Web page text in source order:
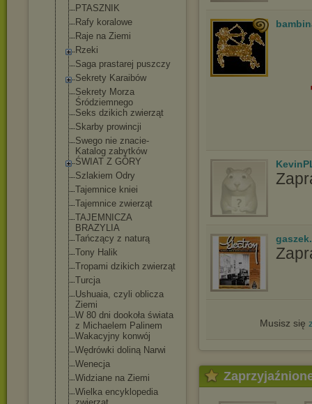
PTASZNIK
Rafy koralowe
Raje na Ziemi
Rzeki
Saga prastarej puszczy
Sekrety Karaibów
Sekrety Morza
Śródziemnego
Seks dzikich zwierząt
Skarby prowincji
Swego nie znacie-
Katalog zabytków
ŚWIAT Z GÓRY
Szlakiem Odry
Tajemnice kniei
Tajemnice zwierząt
TAJEMNICZA
BRAZYLIA
Tańczący z naturą
Tony Halik
Tropami dzikich zwierząt
Turcja
Ushuaia, czyli oblicza
Ziemi
W 80 dni dookoła świata
z Michaelem Palinem
Wakacyjny konwój
Wędrówki doliną Narwi
Wenecja
Widziane na Ziemi
Wielka encyklopedia
Musisz się